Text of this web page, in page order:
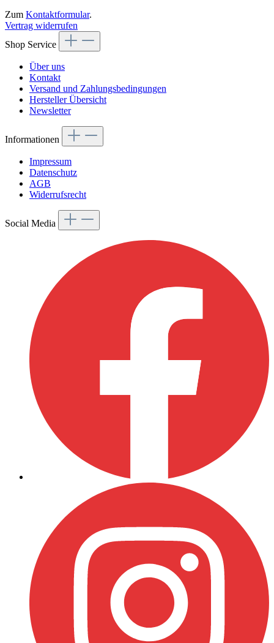
Zum Kontaktformular.
Vertrag widerrufen
Shop Service
Über uns
Kontakt
Versand und Zahlungsbedingungen
Hersteller Übersicht
Newsletter
Informationen
Impressum
Datenschutz
AGB
Widerrufsrecht
Social Media